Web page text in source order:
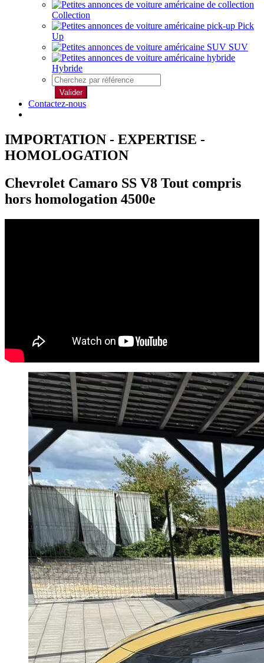
Collection
Pick
Up
SUV
Hybride
Valider
Contactez-nous
IMPORTATION - EXPERTISE -
HOMOLOGATION
Chevrolet Camaro SS V8 Tout compris
hors homologation 4500e